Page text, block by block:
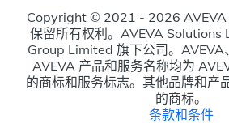
Copyright © 2021 - 2026
保留所有权利。AVEVA Solutions
Group Limited 旗下公司。AVEVA
AVEVA 产品和服务名称均为
的商标和服务标志。其他品牌和产
的商标。
条款和条件